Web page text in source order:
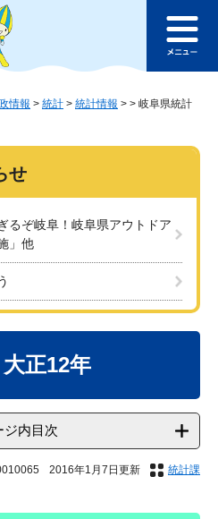
ージの本文へ
ュ
情報 > 統計 > 統計情報 > > 岐阜県統計
せ
るぞ岐阜！岐阜県アウトドア
」他
正12年
ジ内目次
2016年1月7日更新 統計課